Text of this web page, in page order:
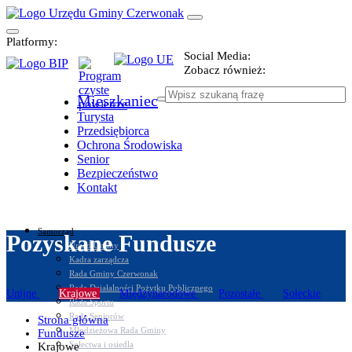
Platformy:
Social Media:
Zobacz również:
Mieszkaniec
Turysta
Przedsiębiorca
Ochrona Środowiska
Senior
Bezpieczeństwo
Kontakt
Samorząd
Urząd Gminy
Kadra zarządcza
Rada Gminy Czerwonak
Rada Działalności Pożytku Publicznego
Rada Sportu
Rada Seniorów
Młodzieżowa Rada Gminy
Sołectwa i osiedla
Pozyskane Fundusze
Unijne Krajowe Międzynarodowe Pozostałe Sołeckie
Strona główna
Fundusze
Krajowe